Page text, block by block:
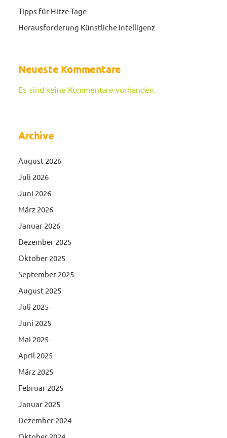
Tipps für Hitze-Tage
Herausforderung Künstliche Intelligenz
Neueste Kommentare
Es sind keine Kommentare vorhanden.
Archive
August 2026
Juli 2026
Juni 2026
März 2026
Januar 2026
Dezember 2025
Oktober 2025
September 2025
August 2025
Juli 2025
Juni 2025
Mai 2025
April 2025
März 2025
Februar 2025
Januar 2025
Dezember 2024